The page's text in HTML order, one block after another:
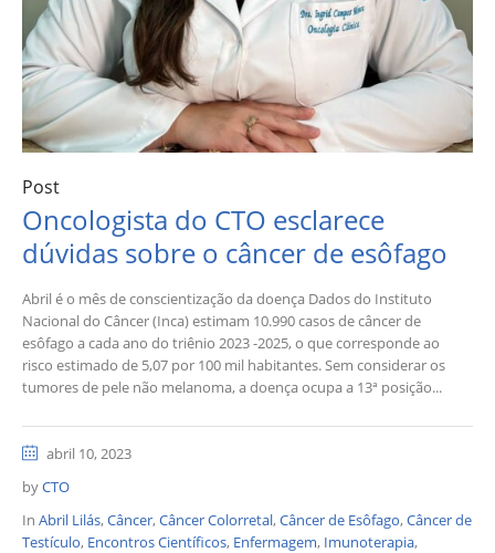
Post
Oncologista do CTO esclarece
dúvidas sobre o câncer de esôfago
Abril é o mês de conscientização da doença Dados do Instituto
Nacional do Câncer (Inca) estimam 10.990 casos de câncer de
esôfago a cada ano do triênio 2023 -2025, o que corresponde ao
risco estimado de 5,07 por 100 mil habitantes. Sem considerar os
tumores de pele não melanoma, a doença ocupa a 13ª posição...
abril 10, 2023
byCTO
In Abril Lilás,Câncer,Câncer Colorretal,Câncer de Esôfago,Câncer de
Testículo, Encontros Científicos, Enfermagem, Imunoterapia,